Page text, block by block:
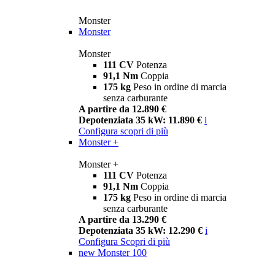
Monster
Monster
Monster
111 CV Potenza
91,1 Nm Coppia
175 kg Peso in ordine di marcia
senza carburante
A partire da 12.890 €
Depotenziata 35 kW: 11.890 € i
Configura scopri di più
Monster +
Monster +
111 CV Potenza
91,1 Nm Coppia
175 kg Peso in ordine di marcia
senza carburante
A partire da 13.290 €
Depotenziata 35 kW: 12.290 € i
Configura Scopri di più
new Monster 100